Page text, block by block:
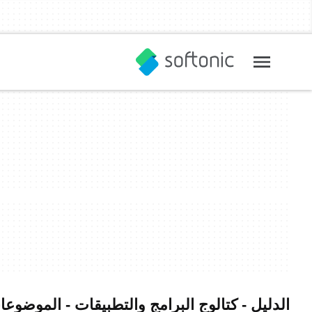
الدليل - كتالوج البرامج والتطبيقات -